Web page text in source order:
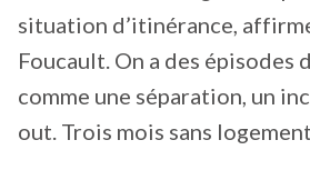
situation d’itinérance,
Foucault. On a des épisodes
comme une séparation, un
out. Trois mois sans